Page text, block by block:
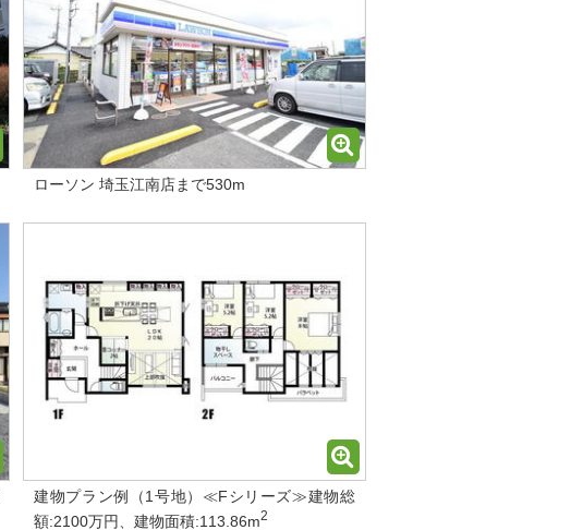
ローソン 埼玉江南店まで530m
建物プラン例（1号地）≪Fシリーズ≫建物総
額:2100万円、建物面積:113.86m2